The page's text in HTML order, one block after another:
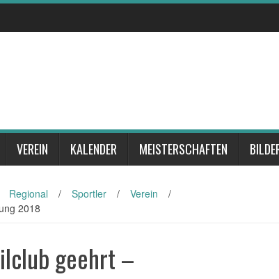
VEREIN KALENDER MEISTERSCHAFTEN
Regional / Sportler / Verein
/
2018
geehrt –